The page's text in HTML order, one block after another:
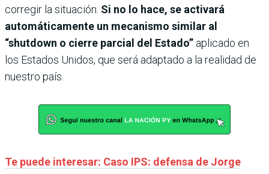
corregir la situación. Si no lo hace, se activará
automáticamente un mecanismo similar al
“shutdown o cierre parcial del Estado” aplicado en
los Estados Unidos, que será adaptado a la realidad de
nuestro país.
Te puede interesar: Caso IPS: defensa de Jorge